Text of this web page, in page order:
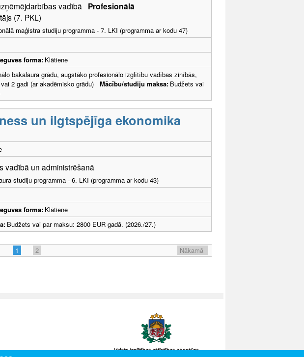
vadībā Profesionālā
(7. PKL)
maģistra studiju programma - 7. LKI (programma ar kodu 47)
forma: Klātiene
bakalaura grādu, augstāko profesionālo izglītību vadības zinībās,
2 gadi (ar akadēmisko grādu) Mācību/studiju maksa: Budžets vai
un ilgtspējīga ekonomika
vadībā un administrēšanā
studiju programma - 6. LKI (programma ar kodu 43)
forma: Klātiene
Budžets vai par maksu: 2800 EUR gadā. (2026./27.)
1 2
Nākamā